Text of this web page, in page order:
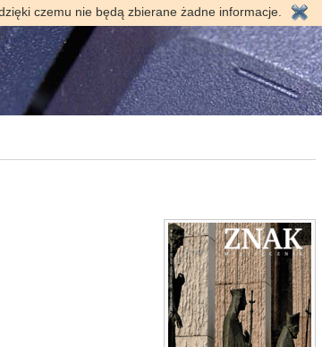
czemu nie będą zbierane żadne informacje.